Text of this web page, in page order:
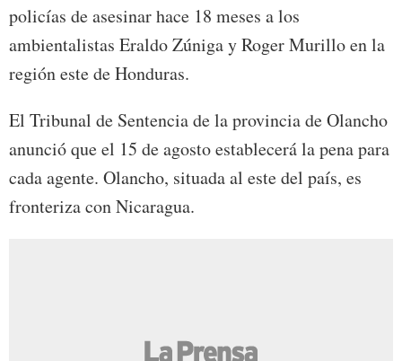
policías de asesinar hace 18 meses a los
ambientalistas Eraldo Zúniga y Roger Murillo en la
región este de Honduras.
El Tribunal de Sentencia de la provincia de Olancho
anunció que el 15 de agosto establecerá la pena para
cada agente. Olancho, situada al este del país, es
fronteriza con Nicaragua.